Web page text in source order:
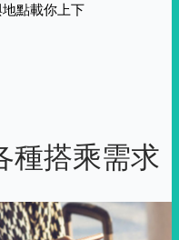
點載你上下
種搭乘需求